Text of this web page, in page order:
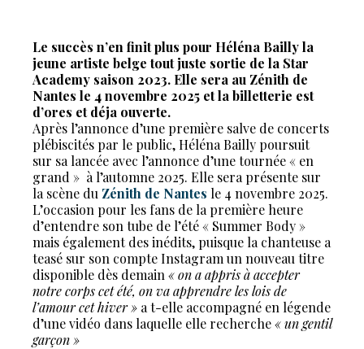
Le succès n’en finit plus pour Héléna Bailly la
jeune artiste belge tout juste sortie de la Star
Academy saison 2023. Elle sera au Zénith de
Nantes le 4 novembre 2025 et la billetterie est
d’ores et déja ouverte.
Après l’annonce d’une première salve de concerts
plébiscités par le public, Héléna Bailly poursuit
sur sa lancée avec l’annonce d’une tournée « en
grand » à l’automne 2025. Elle sera présente sur
la scène du Zénith de Nantes le 4 novembre 2025.
L’occasion pour les fans de la première heure
d’entendre son tube de l’été « Summer Body »
mais également des inédits, puisque la chanteuse a
teasé sur son compte Instagram un nouveau titre
disponible dès demain « on a appris à accepter
notre corps cet été, on va apprendre les lois de
l’amour cet hiver » a t-elle accompagné en légende
d’une vidéo dans laquelle elle recherche« un gentil
garçon »